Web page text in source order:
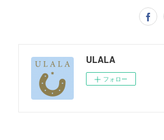
ULALA
フォロー